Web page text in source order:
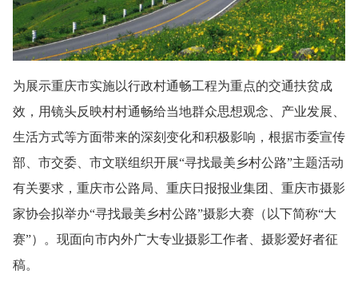
为展示重庆市实施以行政村通畅工程为重点的交通扶贫成
效，用镜头反映村村通畅给当地群众思想观念、产业发展、
生活方式等方面带来的深刻变化和积极影响，根据市委宣传
部、市交委、市文联组织开展“寻找最美乡村公路”主题活动
有关要求，重庆市公路局、重庆日报报业集团、重庆市摄影
家协会拟举办“寻找最美乡村公路”摄影大赛（以下简称“大
赛”）。现面向市内外广大专业摄影工作者、摄影爱好者征
稿。